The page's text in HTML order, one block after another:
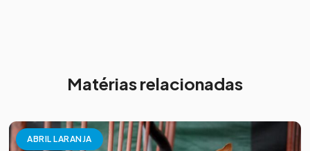
Matérias relacionadas
ABRIL LARANJA